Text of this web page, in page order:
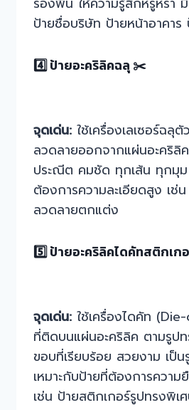
ป้ายชื่อบริษัท ป้ายหน้าอาคาร
4️⃣ ป้ายอะคริลิคฉลุ ✂️
จุดเด่น:ใช้เครื่องเลเซอร์ฉลุ
ลวดลายออกจากแผ่นอะคริลิ
ประณีต คมชัด ทุกเส้น ทุกมุม
ต้องการความละเอียดสูง เช่
ลวดลายตกแต่ง
5️⃣ ป้ายอะคริลิคไดคัทสติกเก
จุดเด่น:ใช้เครื่องไดคัท
ที่ติดบนแผ่นอะคริลิค ตามรูป
ขอบที่เรียบร้อย สวยงาม เป็
เหมาะกับป้ายที่ต้องการความ
เช่น ป้ายสติกเกอร์รูปทรงพิ